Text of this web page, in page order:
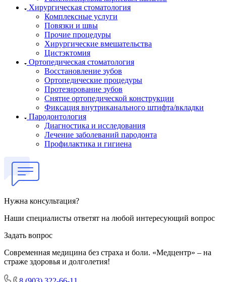
Хирургическая стоматология
Комплексные услуги
Повязки и швы
Прочие процедуры
Хирургические вмешательства
Цистэктомия
Ортопедическая стоматология
Восстановление зубов
Ортопедические процедуры
Протезирование зубов
Снятие ортопедической конструкции
Фиксация внутриканального штифта/вкладки
Пародонтология
Диагностика и исследования
Лечение заболеваний пародонта
Профилактика и гигиена
Нужна консультация?
Наши специалисты ответят на любой интересующий вопрос
Задать вопрос
Современная медицина без страха и боли. «Медцентр» – на
страже здоровья и долголетия!